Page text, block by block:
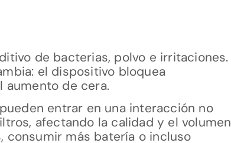
de bacterias, polvo e irritaciones.
el dispositivo bloquea
aumento de cera.
pueden entrar en una interacción no
afectando la calidad y el volumen
consumir más batería o incluso